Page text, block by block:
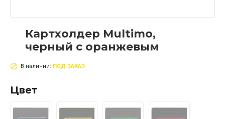
Картхолдер Multimo,
черный с оранжевым
В наличии: ПОД ЗАКАЗ
Цвет